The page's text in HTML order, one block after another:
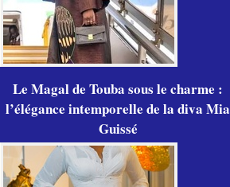
Le Magal de Touba sous le charme :
l’élégance intemporelle de la diva Mia
Guissé